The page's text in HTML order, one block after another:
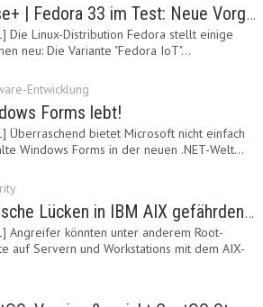
heise+ | Fedora 33 im Test: Neue Vorgaben mit Btrfs, Systemd-Resolved und zRAM
Die Linux-Distribution Fedora stellt einige
neu: Die Variante "Fedora IoT"…
Entwicklung
Forms lebt!
Überraschend bietet Microsoft nicht einfach
Windows Forms in der neuen .NET-Welt…
Kritische Lücken in IBM AIX gefährden Server
Angreifer könnten unter anderem Root-
auf Servern und Workstations mit dem AIX-